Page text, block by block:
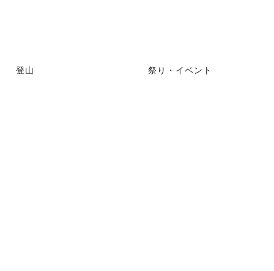
登山 祭り・イベント